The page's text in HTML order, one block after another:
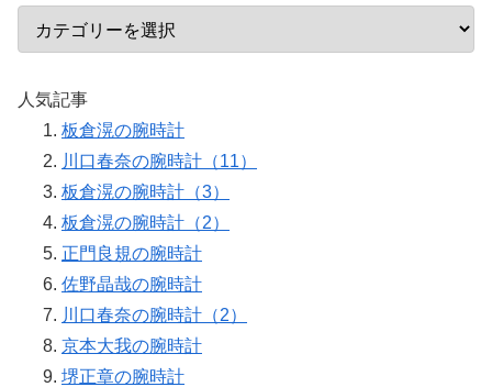
人気記事
板倉滉の腕時計
川口春奈の腕時計（11）
板倉滉の腕時計（3）
板倉滉の腕時計（2）
正門良規の腕時計
佐野晶哉の腕時計
川口春奈の腕時計（2）
京本大我の腕時計
堺正章の腕時計